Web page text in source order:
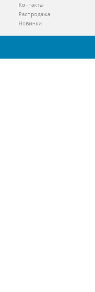
Контакты
Распродажа
Новинки